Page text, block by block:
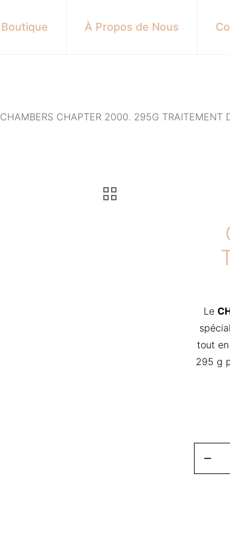
Boutique À Propos de Nous
CHAMBERS CHAPTER 2000. 295G TRAITEMENT
Le
tout
295 g